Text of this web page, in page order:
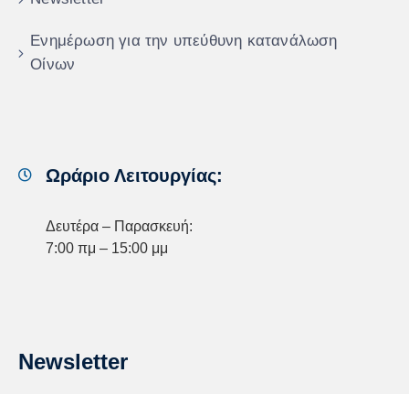
Ενημέρωση για την υπεύθυνη κατανάλωση
Οίνων
Ωράριο Λειτουργίας:
Δευτέρα – Παρασκευή:
7:00 πμ – 15:00 μμ
Newsletter